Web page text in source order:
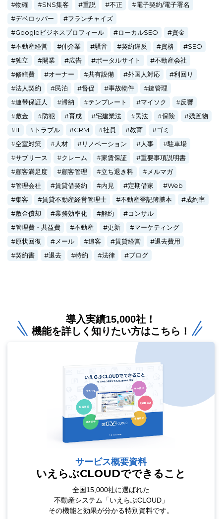
物確
SNS集客 重説 不正
電子契約/電子署名
デベロッパー
フランチャイズ
Googleビジネスプロフィール
ローカルSEO
資金
不動産経営
仲介業 騒音 契約違反 資格
SEO
独立
開業 広告 ポータルサイト
不動産会社
修繕費
オーナー 共有設備 外国人対応
利回り
法人契約
民泊 督促 事故物件
鍵管理
連帯保証人
滞納 テンプレート マイソク
反響
敷金
防犯 育成 宅建業法 民法 保険
残置物
IT
トラブル CRM 社員 教育
ゴミ
空室対策
人材 リノベーション 人事
駐車場
サブリース
クレーム 家賃保証
重要事項説明書
顧客満足度
顧客管理 立ち退き料
メルマガ
管理会社
賃貸借契約 内見 定期借家
Web
集客
賃貸不動産経営管理士 不動産登記簿謄本
成約率
敷金償却
業務効率化 解約
コンサル
管理費・共益費
不動産 更新
マーケティング
原状回復
メール 追客 賃貸経営
退去費用
契約書
退去 特約 法律 ブログ
導入実績15,000社！
機能を詳しく知りたい方はこちら！
サービス概要資料
いえらぶCLOUDでできること
全国15,000社に選ばれた
不動産システム「いえらぶCLOUD」
その機能と効果が分かる特別資料です。